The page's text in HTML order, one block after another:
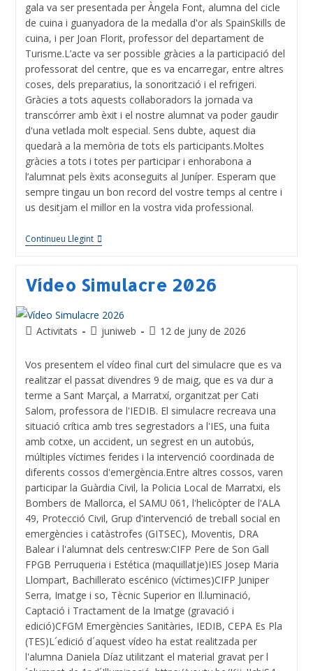
gala va ser presentada per Àngela Font, alumna del cicle
de cuina i guanyadora de la medalla d'or als SpainSkills de
cuina, i per Joan Florit, professor del departament de
Turisme.L’acte va ser possible gràcies a la participació del
professorat del centre, que es va encarregar, entre altres
coses, dels preparatius, la sonorització i el refrigeri.
Gràcies a tots aquests col·laboradors la jornada va
transcórrer amb èxit i el nostre alumnat va poder gaudir
d'una vetlada molt especial. Sens dubte, aquest dia
quedarà a la memòria de tots els participants.Moltes
gràcies a tots i totes per participar i enhorabona a
l’alumnat pels èxits aconseguits al Juníper. Esperam que
sempre tingau un bon record del vostre temps al centre i
us desitjam el millor en la vostra vida professional.
Continueu Llegint
Vídeo Simulacre 2026
Activitats juniweb 12 de juny de 2026
Vos presentem el vídeo final curt del simulacre que es va
realitzar el passat divendres 9 de maig, que es va dur a
terme a Sant Marçal, a Marratxí, organitzat per Cati
Salom, professora de l'IEDIB. El simulacre recreava una
situació crítica amb tres segrestadors a l'IES, una fuita
amb cotxe, un accident, un segrest en un autobús,
múltiples víctimes ferides i la intervenció coordinada de
diferents cossos d'emergència.Entre altres cossos, varen
participar la Guàrdia Civil, la Policia Local de Marratxi, els
Bombers de Mallorca, el SAMU 061, l'helicòpter de l'ALA
49, Protecció Civil, Grup d'intervenció de treball social en
emergències i catàstrofes (GITSEC), Moventis, DRA
Balear i l'alumnat dels centresw:CIFP Pere de Son Gall
FPGB Perruqueria i Estética (maquillatje)IES Josep Maria
Llompart, Bachillerato escénico (víctimes)CIFP Juniper
Serra, Imatge i so, Tècnic Superior en Il.luminació,
Captació i Tractament de la Imatge (gravació i
edició)CFGM Emergències Sanitàries, IEDIB, CEPA Es Pla
(TES)L´edició d´aquest vídeo ha estat realitzada per
l'alumna Daniela Díaz utilitzant el material gravat per l